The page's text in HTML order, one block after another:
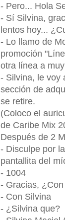
- Pero... Hola
- Sí Silvina,
lentos hoy...
- Lo llamo de
promoción
otra línea a
- Silvina, le voy
sección de
se retire.
(Coloco el
de Caribe Mix
Después de 2
- Disculpe por
pantallita del
- 1004
- Gracias,
- Con Silvina
- ¿Silvina que?